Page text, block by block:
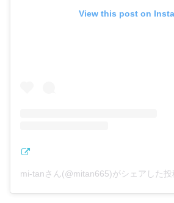
View this post on
mi-tanさん(@mitan665)がシェアした投